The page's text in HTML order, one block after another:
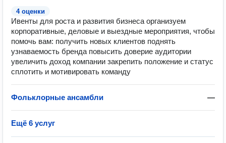
4 оценки
Ивенты для роста и развития бизнеса организуем
корпоративные, деловые и выездные мероприятия, чтобы
помочь вам: получить новых клиентов поднять
узнаваемость бренда повысить доверие аудитории
увеличить доход компании закрепить положение и статус
сплотить и мотивировать команду
Фольклорные ансамбли —
Ещё 6 услуг